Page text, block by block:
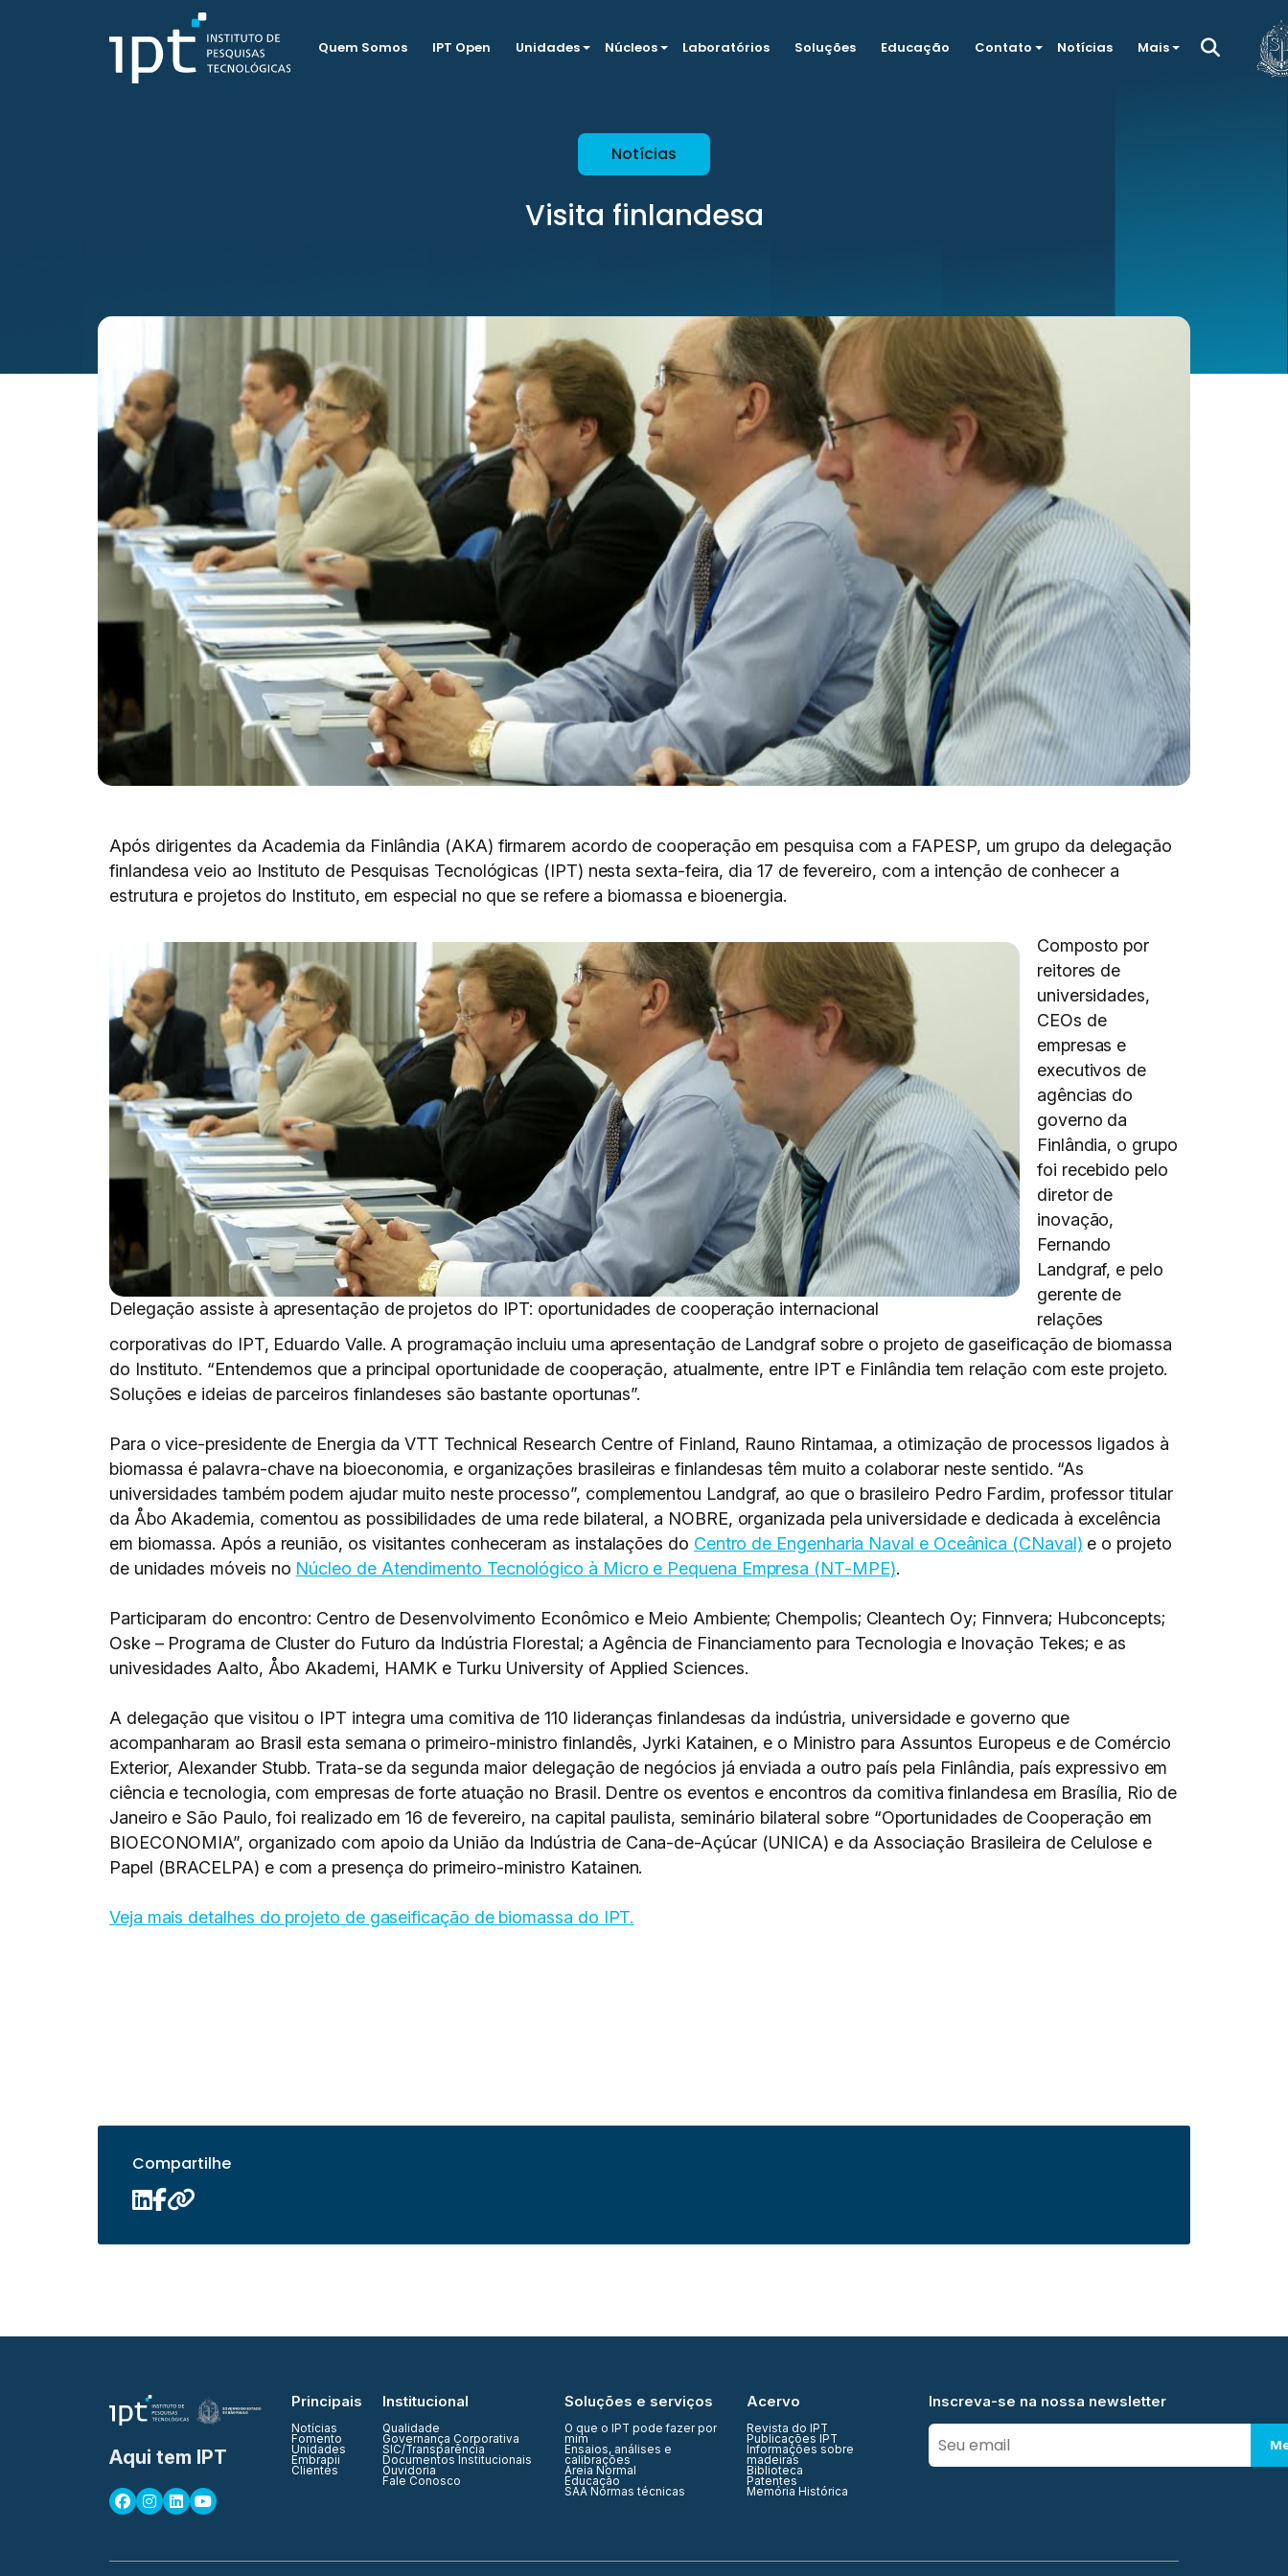
Quem Somos IPT Open Unidades Núcleos Laboratórios Soluções Educação Contato Notícias Mais
Notícias
Visita finlandesa
Após dirigentes da Academia da Finlândia (AKA) firmarem acordo de cooperação em pesquisa com a FAPESP, um grupo da delegação
finlandesa veio ao Instituto de Pesquisas Tecnológicas (IPT) nesta sexta-feira, dia 17 de fevereiro, com a intenção de conhecer a
estrutura e projetos do Instituto, em especial no que se refere a biomassa e bioenergia.
Delegação assiste à apresentação de projetos do IPT: oportunidades de cooperação internacional
Composto por
reitores de
universidades,
CEOs de
empresas e
executivos de
agências do
governo da
Finlândia, o grupo
foi recebido pelo
diretor de
inovação,
Fernando
Landgraf, e pelo
gerente de
relações
corporativas do IPT, Eduardo Valle. A programação incluiu uma apresentação de Landgraf sobre o projeto de gaseificação de biomassa
do Instituto. “Entendemos que a principal oportunidade de cooperação, atualmente, entre IPT e Finlândia tem relação com este projeto.
Soluções e ideias de parceiros finlandeses são bastante oportunas”.
Para o vice-presidente de Energia da VTT Technical Research Centre of Finland, Rauno Rintamaa, a otimização de processos ligados à
biomassa é palavra-chave na bioeconomia, e organizações brasileiras e finlandesas têm muito a colaborar neste sentido. “As
universidades também podem ajudar muito neste processo”, complementou Landgraf, ao que o brasileiro Pedro Fardim, professor titular
da Åbo Akademia, comentou as possibilidades de uma rede bilateral, a NOBRE, organizada pela universidade e dedicada à excelência
em biomassa. Após a reunião, os visitantes conheceram as instalações do Centro de Engenharia Naval e Oceânica (CNaval) e o projeto
de unidades móveis no Núcleo de Atendimento Tecnológico à Micro e Pequena Empresa (NT-MPE).
Participaram do encontro: Centro de Desenvolvimento Econômico e Meio Ambiente; Chempolis; Cleantech Oy; Finnvera; Hubconcepts;
Oske – Programa de Cluster do Futuro da Indústria Florestal; a Agência de Financiamento para Tecnologia e Inovação Tekes; e as
univesidades Aalto, Åbo Akademi, HAMK e Turku University of Applied Sciences.
A delegação que visitou o IPT integra uma comitiva de 110 lideranças finlandesas da indústria, universidade e governo que
acompanharam ao Brasil esta semana o primeiro-ministro finlandês, Jyrki Katainen, e o Ministro para Assuntos Europeus e de Comércio
Exterior, Alexander Stubb. Trata-se da segunda maior delegação de negócios já enviada a outro país pela Finlândia, país expressivo em
ciência e tecnologia, com empresas de forte atuação no Brasil. Dentre os eventos e encontros da comitiva finlandesa em Brasília, Rio de
Janeiro e São Paulo, foi realizado em 16 de fevereiro, na capital paulista, seminário bilateral sobre “Oportunidades de Cooperação em
BIOECONOMIA”, organizado com apoio da União da Indústria de Cana-de-Açúcar (UNICA) e da Associação Brasileira de Celulose e
Papel (BRACELPA) e com a presença do primeiro-ministro Katainen.
Veja mais detalhes do projeto de gaseificação de biomassa do IPT.
Compartilhe
Aqui tem IPT
Principais
Notícias
Fomento
Unidades
Embrapii
Clientes
Institucional
Qualidade
Governança Corporativa
SIC/Transparência
Documentos Institucionais
Ouvidoria
Fale Conosco
Soluções e serviços
O que o IPT pode fazer por
mim
Ensaios, análises e
calibrações
Areia Normal
Educação
SAA Normas técnicas
Acervo
Revista do IPT
Publicações IPT
Informações sobre
madeiras
Biblioteca
Patentes
Memória Histórica
Inscreva-se na nossa newsletter